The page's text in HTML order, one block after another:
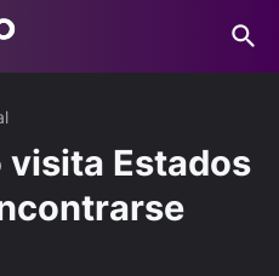
visita Estados